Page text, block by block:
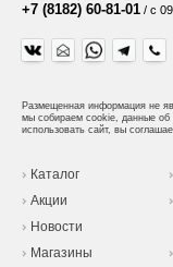
+7 (8182) 60-81-01 / с
Размещенная информация не
мы собираем cookie, данные об
использовать сайт, вы
Каталог
Акции
Новости
Магазины